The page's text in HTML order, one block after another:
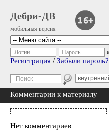
Дебри-ДВ
мобильная версия
Логин Пароль
Регистрация / Забыли пароль?
Комментарии к материалу
Нет комментариев